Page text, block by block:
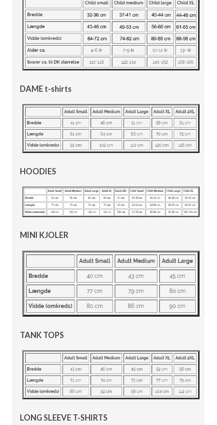
DAME t-shirts
HOODIES
MINI KJOLER
TANK TOPS
LONG SLEEVE T-SHIRTS